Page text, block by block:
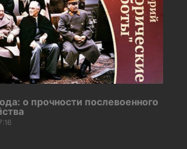
о прочности послевоенного